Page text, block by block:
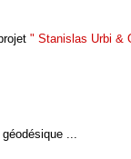
" Stanislas Urbi &
géodésique ...